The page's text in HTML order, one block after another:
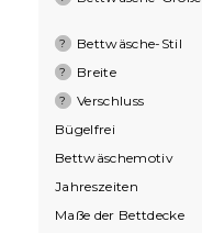
? Bettwäsche-Stil
? Breite
? Verschluss
Bügelfrei
Bettwäschemotiv
Jahreszeiten
Maße der Bettdecke